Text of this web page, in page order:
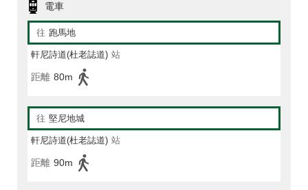
電車
往 跑馬地
軒尼詩道(杜老誌道) 站
距離 80m
往 堅尼地城
軒尼詩道(杜老誌道) 站
距離 90m